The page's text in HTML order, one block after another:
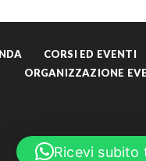
CORSI ED EVENTI
ORGANIZZAZIONE
Ricevi